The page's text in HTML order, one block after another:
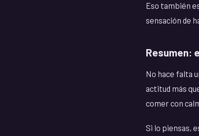
Eso también
sensación de
Resumen:
No hace falta
actitud más
comer con
Si lo piensas,